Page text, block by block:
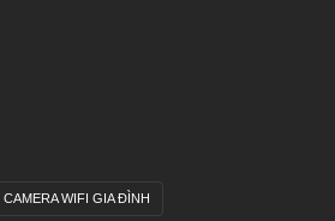
CAMERA WIFI GIA ĐÌNH